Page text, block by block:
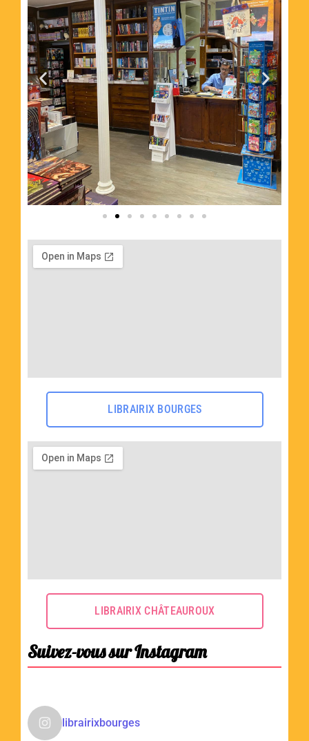
LIBRAIRIX BOURGES
LIBRAIRIX CHÂTEAUROUX
Suivez-vous sur Instagram
librairixbourges